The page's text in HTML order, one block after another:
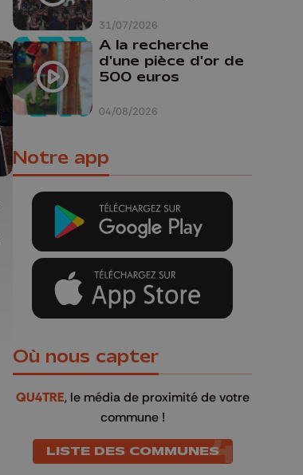
31/07/2026
04/08/2026
A la recherche
d'une pièce d'or de
500 euros
Notre app
Où nous capter
QU4TRE, le média de proximité de votre
commune !
LISTE DES COMMUNES